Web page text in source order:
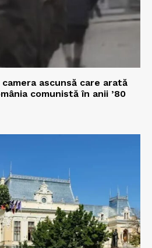
ascunsă care arată
comunistă în anii ’80